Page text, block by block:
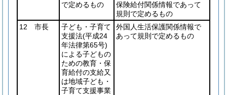
で定めるもの
保険給付関係情報であって
規則で定めるもの
12 市長
子ども・子育て
支援法(平成24
年法律第65号)
による子どもの
ための教育・保
育給付の支給又
は地域子ども・
子育て支援事業
外国人生活保護関係情報で
あって規則で定めるもの